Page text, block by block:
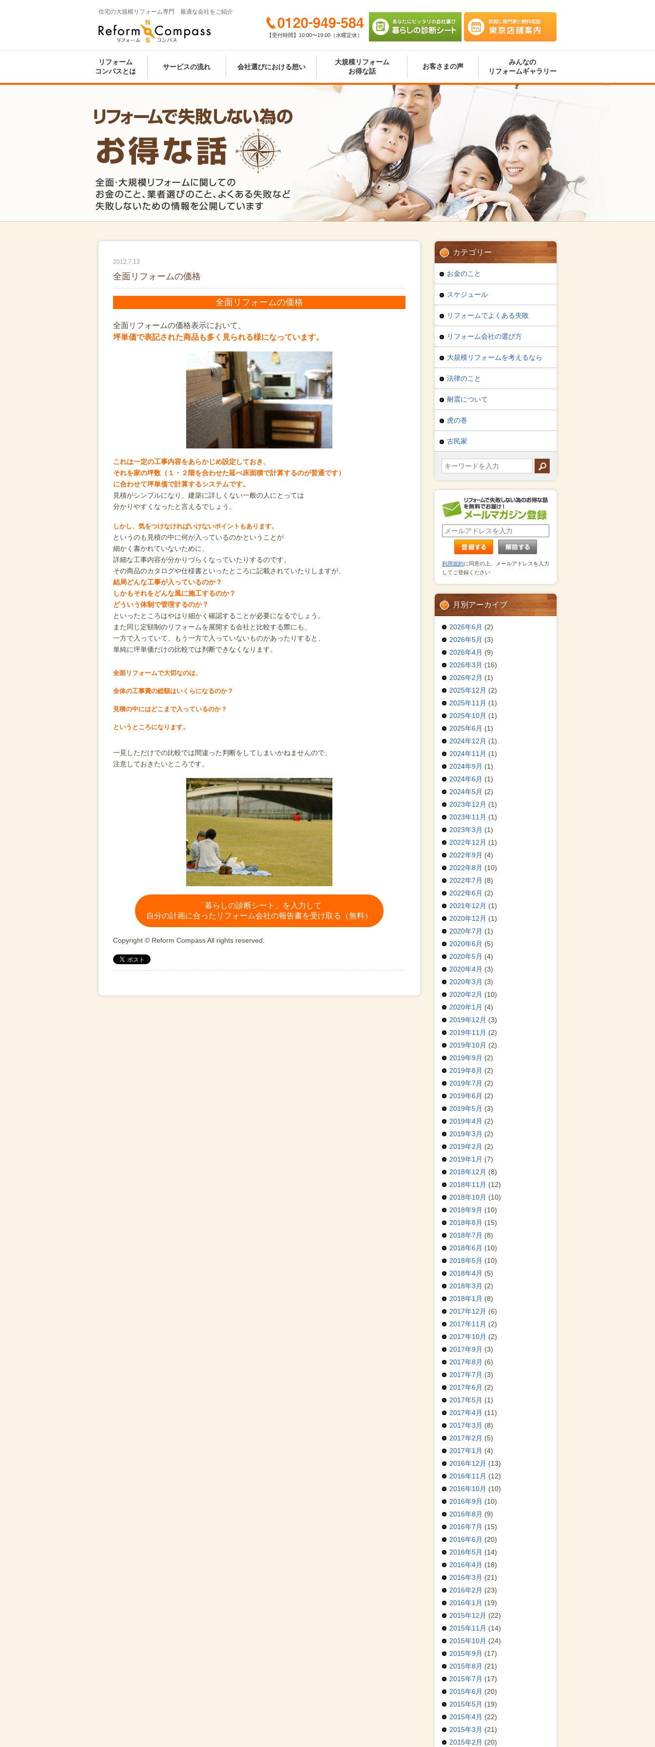
住宅の大規模リフォーム専門 最適な会社をご紹介
ス
店舗案内
び 暮らしの診断シート
0120-949-584
【受付時間】10:00〜19:00（水曜定休）
リフォーム
コンパスとは
サービスの流れ 会社選びにおける想い
大規模リフォーム
お得な話
お客さまの声
みんなの
リフォームギャラリー
2012.7.13
全面リフォームの価格
全面リフォームの価格
全面リフォームの価格表示において、
坪単価で表記された商品も多く見られる様になっています。
これは一定の工事内容をあらかじめ設定しておき、
それを家の坪数（１・２階を合わせた延べ床面積で計算するのが普通です）
に合わせて坪単価で計算するシステムです。
見積がシンプルになり、建築に詳しくない一般の人にとっては
分かりやすくなったと言えるでしょう。
しかし、気をつけなければいけないポイントもあります。
というのも見積の中に何が入っているのかということが
細かく書かれていないために、
詳細な工事内容が分かりづらくなっていたりするのです。
その商品のカタログや仕様書といったところに記載されていたりしますが、
結局どんな工事が入っているのか？
しかもそれをどんな風に施工するのか？
どういう体制で管理するのか？
といったところはやはり細かく確認することが必要になるでしょう。
また同じ定額制のリフォームを展開する会社と比較する際にも、
一方で入っていて、もう一方で入っていないものがあったりすると、
単純に坪単価だけの比較では判断できなくなります。
全面リフォームで大切なのは、
全体の工事費の総額はいくらになるのか？
見積の中にはどこまで入っているのか？
というところになります。
一見しただけでの比較では間違った判断をしてしまいかねませんので、
注意しておきたいところです。
「暮らしの診断シート」を入力して
自分の計画に合ったリフォーム会社の報告書を受け取る（無料）
Copyright © Reform Compass All rights reserved.
カテゴリー
お金のこと
スケジュール
リフォームでよくある失敗
リフォーム会社の選び方
大規模リフォームを考えるなら
法律のこと
耐震について
虎の巻
古民家
利用規約に同意の上、メールアドレスを入力
してご登録ください
月別アーカイブ
2026年6月 (2)
2026年5月 (3)
2026年4月 (9)
2026年3月 (16)
2026年2月 (1)
2025年12月 (2)
2025年11月 (1)
2025年10月 (1)
2025年6月 (1)
2024年12月 (1)
2024年11月 (1)
2024年9月 (1)
2024年6月 (1)
2024年5月 (2)
2023年12月 (1)
2023年11月 (1)
2023年3月 (1)
2022年12月 (1)
2022年9月 (4)
2022年8月 (10)
2022年7月 (8)
2022年6月 (2)
2021年12月 (1)
2020年12月 (1)
2020年7月 (1)
2020年6月 (5)
2020年5月 (4)
2020年4月 (3)
2020年3月 (3)
2020年2月 (10)
2020年1月 (4)
2019年12月 (3)
2019年11月 (2)
2019年10月 (2)
2019年9月 (2)
2019年8月 (2)
2019年7月 (2)
2019年6月 (2)
2019年5月 (3)
2019年4月 (2)
2019年3月 (2)
2019年2月 (2)
2019年1月 (7)
2018年12月 (8)
2018年11月 (12)
2018年10月 (10)
2018年9月 (10)
2018年8月 (15)
2018年7月 (8)
2018年6月 (10)
2018年5月 (10)
2018年4月 (5)
2018年3月 (2)
2018年1月 (8)
2017年12月 (6)
2017年11月 (2)
2017年10月 (2)
2017年9月 (3)
2017年8月 (6)
2017年7月 (3)
2017年6月 (2)
2017年5月 (1)
2017年4月 (11)
2017年3月 (8)
2017年2月 (5)
2017年1月 (4)
2016年12月 (13)
2016年11月 (12)
2016年10月 (10)
2016年9月 (10)
2016年8月 (9)
2016年7月 (15)
2016年6月 (20)
2016年5月 (14)
2016年4月 (18)
2016年3月 (21)
2016年2月 (23)
2016年1月 (19)
2015年12月 (22)
2015年11月 (14)
2015年10月 (24)
2015年9月 (17)
2015年8月 (21)
2015年7月 (17)
2015年6月 (20)
2015年5月 (19)
2015年4月 (22)
2015年3月 (21)
2015年2月 (20)